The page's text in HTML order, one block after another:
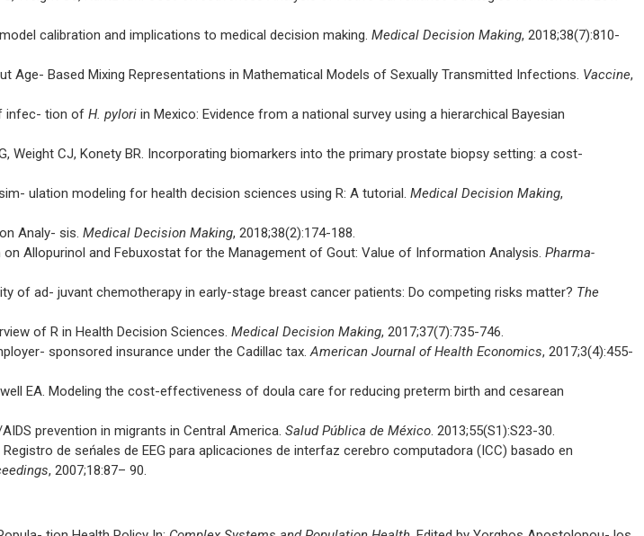
calibration and implications to medical decision making. Medical Decision Making, 2018;38(7):810-
Age- Based Mixing Representations in Mathematical Models of Sexually Transmitted Infections. Vaccine,
infec- tion of H. pylori in Mexico: Evidence from a national survey using a hierarchical Bayesian
Weight CJ, Konety BR. Incorporating biomarkers into the primary prostate biopsy setting: a cost-
ulation modeling for health decision sciences using R: A tutorial. Medical Decision Making,
Analy- sis. Medical Decision Making, 2018;38(2):174-188.
on Allopurinol and Febuxostat for the Management of Gout: Value of Information Analysis. Pharma-
of ad- juvant chemotherapy in early-stage breast cancer patients: Do competing risks matter? The
of R in Health Decision Sciences. Medical Decision Making, 2017;37(7):735-746.
sponsored insurance under the Cadillac tax.American Journal of Health Economics, 2017;3(4):455-
EA. Modeling the cost-effectiveness of doula care for reducing preterm birth and cesarean
prevention in migrants in Central America. Salud Pública de México. 2013;55(S1):S23-30.
de seńales de EEG para aplicaciones de interfaz cerebro computadora (ICC) basado en
, 2007;18:87– 90.